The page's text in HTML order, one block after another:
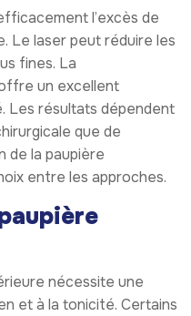
l’excès de
Le laser peut réduire les
fines. La
un excellent
Les résultats dépendent
que de
de la paupière
entre les approches.
nécessite une
et à la tonicité. Certains